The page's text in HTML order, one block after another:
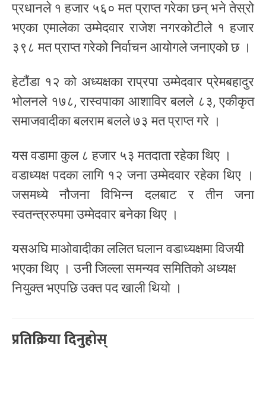
प्रधानले १ हजार ५६० मत प्राप्त गरेका छन् भने तेस्रो
भएका एमालेका उम्मेदवार राजेश नगरकोटीले १ हजार
३९८ मत प्राप्त गरेको निर्वाचन आयोगले जनाएको छ ।
हेटौंडा १२ को अध्यक्षका राप्रपा उम्मेदवार प्रेमबहादुर
भोलनले १७८, रास्वपाका आशाविर बलले ८३, एकीकृत
समाजवादीका बलराम बलले ७३ मत प्राप्त गरे ।
यस वडामा कुल ८ हजार ५३ मतदाता रहेका थिए ।
वडाध्यक्ष पदका लागि १२ जना उम्मेदवार रहेका थिए ।
जसमध्ये नौजना विभिन्न दलबाट र तीन जना
स्वतन्त्ररुपमा उम्मेदवार बनेका थिए ।
यसअघि माओवादीका ललित घलान वडाध्यक्षमा विजयी
भएका थिए । उनी जिल्ला समन्यव समितिको अध्यक्ष
नियुक्त भएपछि उक्त पद खाली थियो ।
प्रतिक्रिया दिनुहोस्